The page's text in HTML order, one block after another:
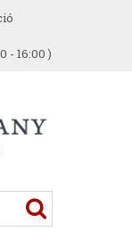
- 16:00 )